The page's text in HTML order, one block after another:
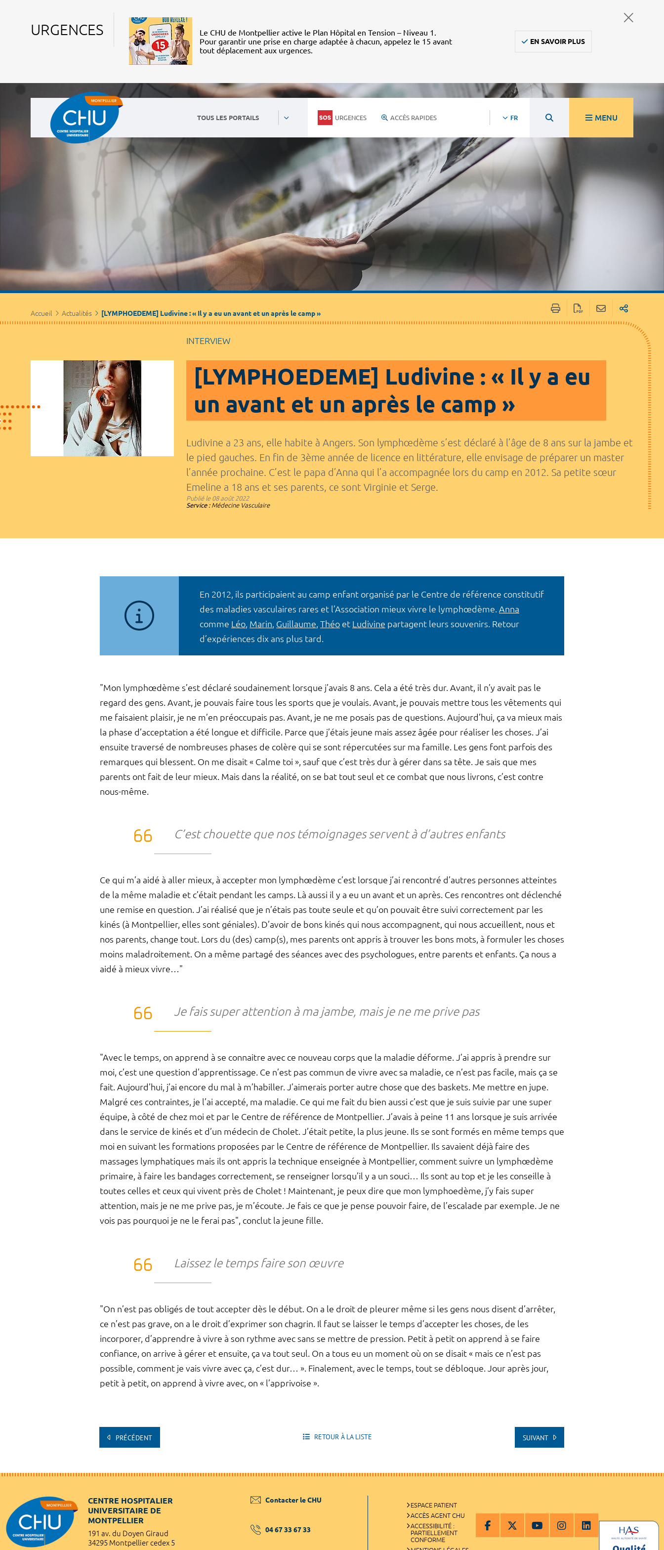
URGENCES
Le CHU de Montpellier active le Plan Hôpital en Tension – Niveau 1.
Pour garantir une prise en charge adaptée à chacun, appelez le 15 avant
tout déplacement aux urgences.
EN SAVOIR PLUS
TOUS LES PORTAILS URGENCES ACCÈS RAPIDES FR MENU
Accueil Actualités [LYMPHOEDEME] Ludivine : « Il y a eu un avant et un après le camp »
INTERVIEW
[LYMPHOEDEME] Ludivine : « Il y a eu
un avant et un après le camp »
Ludivine a 23 ans, elle habite à Angers. Son lymphœdème s’est déclaré à l’âge de 8 ans sur la jambe et
le pied gauches. En fin de 3ème année de licence en littérature, elle envisage de préparer un master
l’année prochaine. C’est le papa d’Anna qui l’a accompagnée lors du camp en 2012. Sa petite sœur
Emeline a 18 ans et ses parents, ce sont Virginie et Serge.
Publié le08 août 2022
Service : Médecine Vasculaire
En 2012, ils participaient au camp enfant organisé par le Centre de référence constitutif
des maladies vasculaires rares et l’Association mieux vivre le lymphœdème. Anna
comme Léo, Marin, Guillaume, Théo et Ludivine partagent leurs souvenirs. Retour
d’expériences dix ans plus tard.
"Mon lymphœdème s’est déclaré soudainement lorsque j’avais 8 ans. Cela a été très dur. Avant, il n’y avait pas le
regard des gens. Avant, je pouvais faire tous les sports que je voulais. Avant, je pouvais mettre tous les vêtements qui
me faisaient plaisir, je ne m’en préoccupais pas. Avant, je ne me posais pas de questions. Aujourd’hui, ça va mieux mais
la phase d’acceptation a été longue et difficile. Parce que j’étais jeune mais assez âgée pour réaliser les choses. J’ai
ensuite traversé de nombreuses phases de colère qui se sont répercutées sur ma famille. Les gens font parfois des
remarques qui blessent. On me disait « Calme toi », sauf que c’est très dur à gérer dans sa tête. Je sais que mes
parents ont fait de leur mieux. Mais dans la réalité, on se bat tout seul et ce combat que nous livrons, c’est contre
nous-même.
C’est chouette que nos témoignages servent à d’autres enfants
Ce qui m’a aidé à aller mieux, à accepter mon lymphœdème c’est lorsque j’ai rencontré d’autres personnes atteintes
de la même maladie et c’était pendant les camps. Là aussi il y a eu un avant et un après. Ces rencontres ont déclenché
une remise en question. J’ai réalisé que je n’étais pas toute seule et qu’on pouvait être suivi correctement par les
kinés (à Montpellier, elles sont géniales). D’avoir de bons kinés qui nous accompagnent, qui nous accueillent, nous et
nos parents, change tout. Lors du (des) camp(s), mes parents ont appris à trouver les bons mots, à formuler les choses
moins maladroitement. On a même partagé des séances avec des psychologues, entre parents et enfants. Ça nous a
aidé à mieux vivre…"
Je fais super attention à ma jambe, mais je ne me prive pas
"Avec le temps, on apprend à se connaitre avec ce nouveau corps que la maladie déforme. J’ai appris à prendre sur
moi, c’est une question d’apprentissage. Ce n’est pas commun de vivre avec sa maladie, ce n’est pas facile, mais ça se
fait. Aujourd’hui, j’ai encore du mal à m’habiller. J’aimerais porter autre chose que des baskets. Me mettre en jupe.
Malgré ces contraintes, je l’ai accepté, ma maladie. Ce qui me fait du bien aussi c’est que je suis suivie par une super
équipe, à côté de chez moi et par le Centre de référence de Montpellier. J’avais à peine 11 ans lorsque je suis arrivée
dans le service de kinés et d’un médecin de Cholet. J’était petite, la plus jeune. Ils se sont formés en même temps que
moi en suivant les formations proposées par le Centre de référence de Montpellier. Ils savaient déjà faire des
massages lymphatiques mais ils ont appris la technique enseignée à Montpellier, comment suivre un lymphœdème
primaire, à faire les bandages correctement, se renseigner lorsqu’il y a un souci… Ils sont au top et je les conseille à
toutes celles et ceux qui vivent près de Cholet ! Maintenant, je peux dire que mon lymphoedème, j’y fais super
attention, mais je ne me prive pas, je m’écoute. Je fais ce que je pense pouvoir faire, de l’escalade par exemple. Je ne
vois pas pourquoi je ne le ferai pas", conclut la jeune fille.
Laissez le temps faire son œuvre
"On n’est pas obligés de tout accepter dès le début. On a le droit de pleurer même si les gens nous disent d’arrêter,
ce n’est pas grave, on a le droit d’exprimer son chagrin. Il faut se laisser le temps d’accepter les choses, de les
incorporer, d’apprendre à vivre à son rythme avec sans se mettre de pression. Petit à petit on apprend à se faire
confiance, on arrive à gérer et ensuite, ça va tout seul. On a tous eu un moment où on se disait « mais ce n’est pas
possible, comment je vais vivre avec ça, c’est dur… ». Finalement, avec le temps, tout se débloque. Jour après jour,
petit à petit, on apprend à vivre avec, on « l’apprivoise ».
PRÉCÉDENT RETOUR À LA LISTE SUIVANT
CENTRE HOSPITALIER
UNIVERSITAIRE DE
MONTPELLIER
191 av. du Doyen Giraud
34295 Montpellier cedex 5
Contacter le CHU
04 67 33 67 33
ESPACE PATIENT
ACCÈS AGENT CHU
ACCESSIBILITÉ :
PARTIELLEMENT
CONFORME